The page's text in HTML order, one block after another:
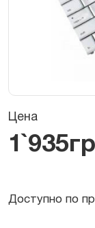
Цена
1`935
Доступно по